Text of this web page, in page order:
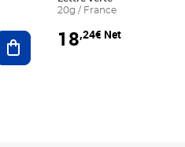
Ajouter au panier
20g / France
18,24€ Net